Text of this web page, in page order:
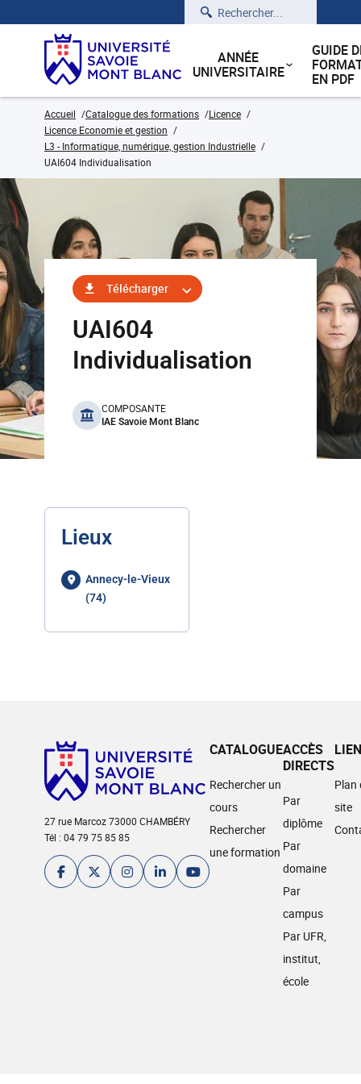
Rechercher
ANNÉE
UNIVERSITAIRE
GUIDE
EN PDF
Accueil Catalogue des formations
Licence
Licence Economie et gestion
L3 - Informatique, numérique, gestion Industrielle
UAI604 Individualisation
Télécharger
UAI604
Individualisation
benefits
COMPOSANTE
IAE Savoie Mont Blanc
Lieux
Annecy-le-Vieux
(74)
27 rue Marcoz 73000 CHAMBÉRY
Tél : 04 79 75 85 85
CATALOGUE
Rechercher un
cours
Rechercher
une formation
ACCÈS
DIRECTS
Par
diplôme
Par
domaine
Par
campus
Par UFR,
institut,
école
Plan
site